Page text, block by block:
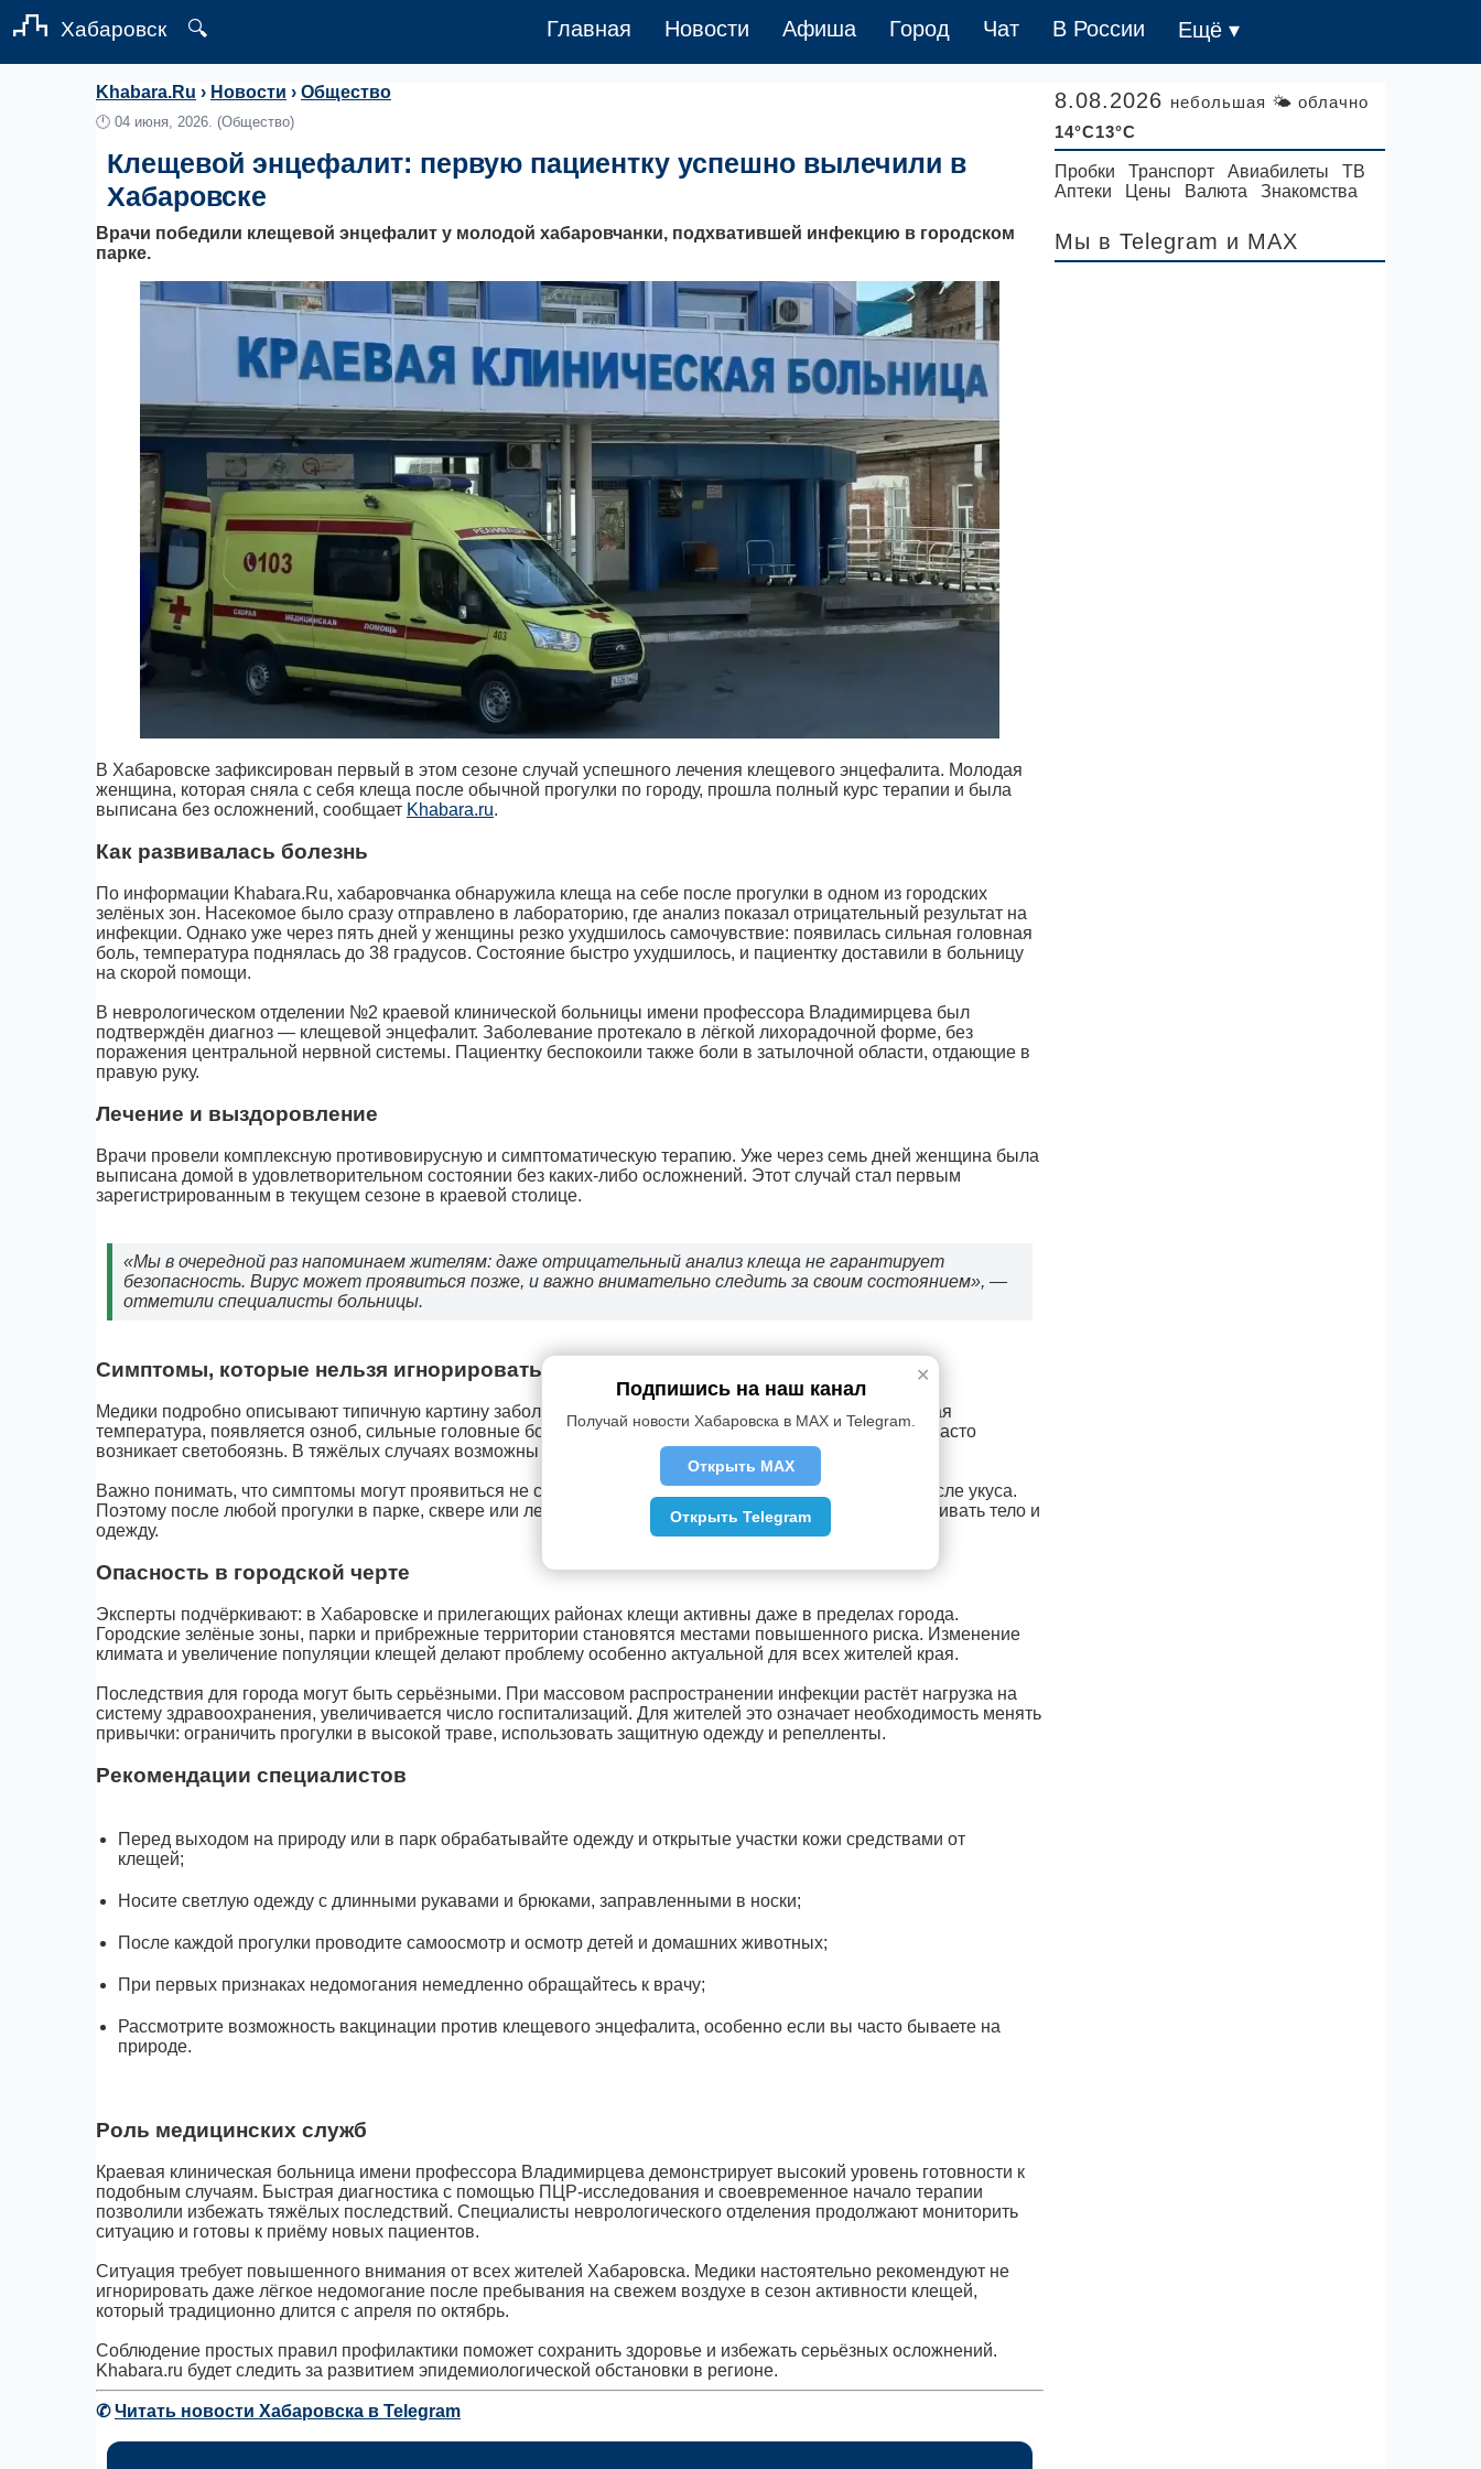
Хабаровск 🔍 Главная Новости Афиша Город Чат В России Ещё ▾
Khabara.Ru › Новости › Общество
🕛 04 июня, 2026. (Общество)
Клещевой энцефалит: первую пациентку успешно вылечили в
Хабаровске
Врачи победили клещевой энцефалит у молодой хабаровчанки, подхватившей инфекцию в городском
парке.
В Хабаровске зафиксирован первый в этом сезоне случай успешного лечения клещевого энцефалита. Молодая
женщина, которая сняла с себя клеща после обычной прогулки по городу, прошла полный курс терапии и была
выписана без осложнений, сообщает Khabara.ru.
Как развивалась болезнь
По информации Khabara.Ru, хабаровчанка обнаружила клеща на себе после прогулки в одном из городских
зелёных зон. Насекомое было сразу отправлено в лабораторию, где анализ показал отрицательный результат на
инфекции. Однако уже через пять дней у женщины резко ухудшилось самочувствие: появилась сильная головная
боль, температура поднялась до 38 градусов. Состояние быстро ухудшилось, и пациентку доставили в больницу
на скорой помощи.
В неврологическом отделении №2 краевой клинической больницы имени профессора Владимирцева был
подтверждён диагноз — клещевой энцефалит. Заболевание протекало в лёгкой лихорадочной форме, без
поражения центральной нервной системы. Пациентку беспокоили также боли в затылочной области, отдающие в
правую руку.
Лечение и выздоровление
Врачи провели комплексную противовирусную и симптоматическую терапию. Уже через семь дней женщина была
выписана домой в удовлетворительном состоянии без каких-либо осложнений. Этот случай стал первым
зарегистрированным в текущем сезоне в краевой столице.
«Мы в очередной раз напоминаем жителям: даже отрицательный анализ клеща не гарантирует
безопасность. Вирус может проявиться позже, и важно внимательно следить за своим состоянием», —
отметили специалисты больницы.
Симптомы, которые нельзя игнорировать
Медики подробно описывают типичную картину заболевания. Обычно у человека поднимается высокая
температура, появляется озноб, сильные головные боли, боли в мышцах шеи, спины и конечностей. Часто
возникает светобоязнь. В тяжёлых случаях возможны судороги, потеря сознания и даже паралич.
Важно понимать, что симптомы могут проявиться не сразу, а через одну, две и даже четыре недели после укуса.
Поэтому после любой прогулки в парке, сквере или лесопарковой зоне необходимо тщательно осматривать тело и
одежду.
Опасность в городской черте
Эксперты подчёркивают: в Хабаровске и прилегающих районах клещи активны даже в пределах города.
Городские зелёные зоны, парки и прибрежные территории становятся местами повышенного риска. Изменение
климата и увеличение популяции клещей делают проблему особенно актуальной для всех жителей края.
Последствия для города могут быть серьёзными. При массовом распространении инфекции растёт нагрузка на
систему здравоохранения, увеличивается число госпитализаций. Для жителей это означает необходимость менять
привычки: ограничить прогулки в высокой траве, использовать защитную одежду и репелленты.
Рекомендации специалистов
Перед выходом на природу или в парк обрабатывайте одежду и открытые участки кожи средствами от
клещей;
Носите светлую одежду с длинными рукавами и брюками, заправленными в носки;
После каждой прогулки проводите самоосмотр и осмотр детей и домашних животных;
При первых признаках недомогания немедленно обращайтесь к врачу;
Рассмотрите возможность вакцинации против клещевого энцефалита, особенно если вы часто бываете на
природе.
Роль медицинских служб
Краевая клиническая больница имени профессора Владимирцева демонстрирует высокий уровень готовности к
подобным случаям. Быстрая диагностика с помощью ПЦР-исследования и своевременное начало терапии
позволили избежать тяжёлых последствий. Специалисты неврологического отделения продолжают мониторить
ситуацию и готовы к приёму новых пациентов.
Ситуация требует повышенного внимания от всех жителей Хабаровска. Медики настоятельно рекомендуют не
игнорировать даже лёгкое недомогание после пребывания на свежем воздухе в сезон активности клещей,
который традиционно длится с апреля по октябрь.
Соблюдение простых правил профилактики поможет сохранить здоровье и избежать серьёзных осложнений.
Khabara.ru будет следить за развитием эпидемиологической обстановки в регионе.
✆Читать новости Хабаровска в Telegram
✕
Подпишись на наш канал
Получай новости Хабаровска в MAX и Telegram.
Открыть MAX
Открыть Telegram
8.08.2026 небольшая 🌤 облачно
14°C13°C
Пробки Транспорт Авиабилеты
ТВ
Аптеки
Цены Валюта Знакомства
Мы в Telegram и MAX